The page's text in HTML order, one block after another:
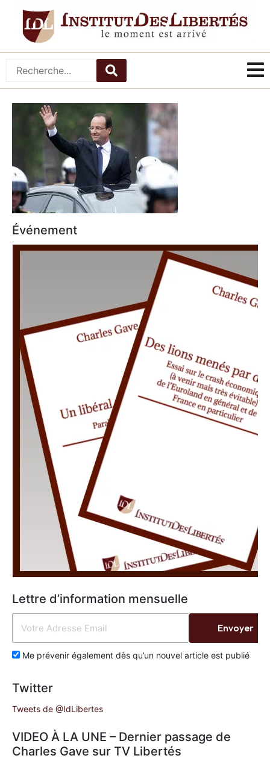
Événement
Lettre d’information mensuelle
Me prévenir également dès qu’un nouvel article est publié
Envoyer
Twitter
Tweets de @IdLibertes
VIDEO À LA UNE – Dernier passage de
Charles Gave sur TV Libertés